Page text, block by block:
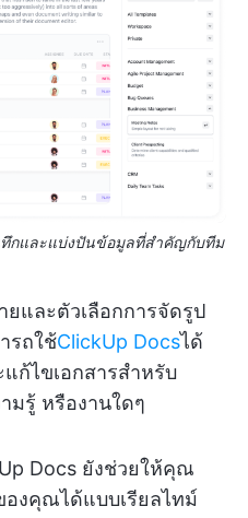
ทึกและแบ่งปันข้อมูลที่สำคัญกับทีม
ยและตัวเลือกการจัดรูป
รถใช้ClickUp Docsได้
ก้ไขเอกสารสำหรับ
มรู้ หรืองานใดๆ
Docs ยังช่วยให้คุณ
งคุณได้แบบเรียลไทม์